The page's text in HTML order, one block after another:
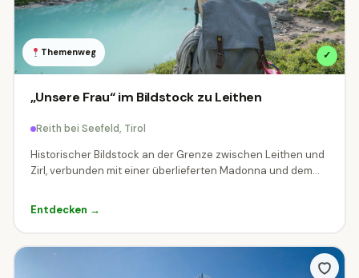
Nur kostenlose Ziele
ERWACHSENEN-PREIS (€) 0€ –100€
0 € 25 €
Themenweg ✓
„Unsere Frau“ im Bildstock zu Leithen
Reith bei Seefeld, Tirol
Historischer Bildstock an der Grenze zwischen Leithen und
Zirl, verbunden mit einer überlieferten Madonna und dem...
Entdecken →